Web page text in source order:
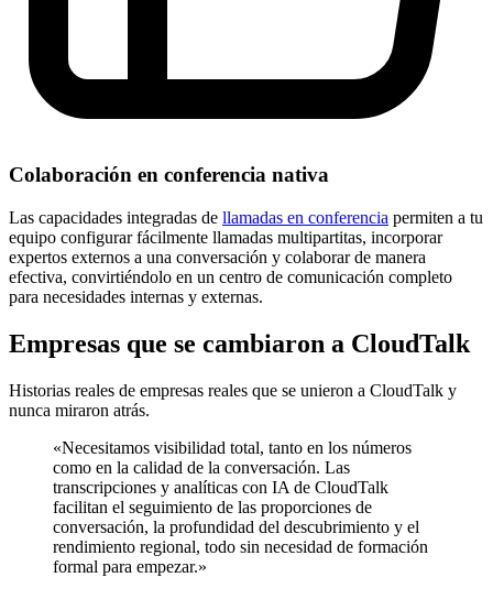
Colaboración en conferencia nativa
Las capacidades integradas de llamadas en conferencia permiten a tu
equipo configurar fácilmente llamadas multipartitas, incorporar
expertos externos a una conversación y colaborar de manera
efectiva, convirtiéndolo en un centro de comunicación completo
para necesidades internas y externas.
Empresas que se cambiaron a CloudTalk
Historias reales de empresas reales que se unieron a CloudTalk y
nunca miraron atrás.
«Necesitamos visibilidad total, tanto en los números
como en la calidad de la conversación. Las
transcripciones y analíticas con IA de CloudTalk
facilitan el seguimiento de las proporciones de
conversación, la profundidad del descubrimiento y el
rendimiento regional, todo sin necesidad de formación
formal para empezar.»